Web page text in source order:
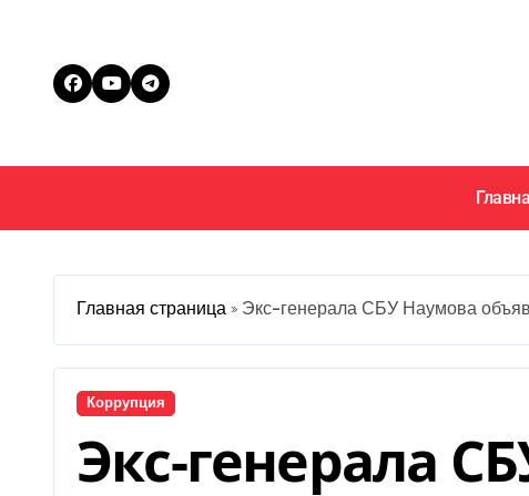
Главная страница » Экс-генерала СБУ Наумова
Коррупция
Экс-генерала